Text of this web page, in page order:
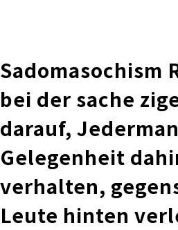
Sadomasochism
bei der sache
darauf,
Gelegenheit
verhalten,
Leute hinten